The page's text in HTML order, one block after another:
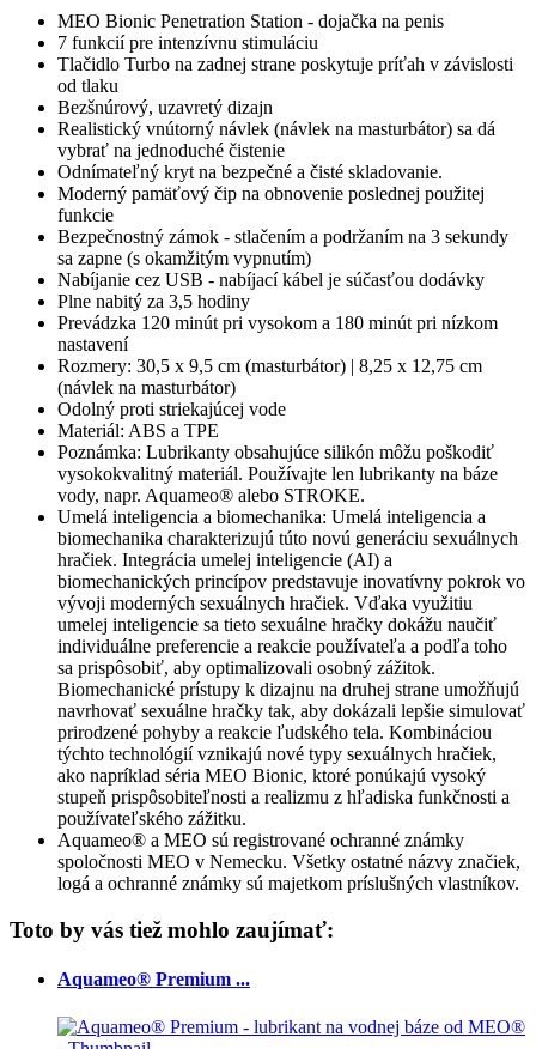
MEO Bionic Penetration Station - dojačka na penis
7 funkcií pre intenzívnu stimuláciu
Tlačidlo Turbo na zadnej strane poskytuje príťah v závislosti
od tlaku
Bezšnúrový, uzavretý dizajn
Realistický vnútorný návlek (návlek na masturbátor) sa dá
vybrať na jednoduché čistenie
Odnímateľný kryt na bezpečné a čisté skladovanie.
Moderný pamäťový čip na obnovenie poslednej použitej
funkcie
Bezpečnostný zámok - stlačením a podržaním na 3 sekundy
sa zapne (s okamžitým vypnutím)
Nabíjanie cez USB - nabíjací kábel je súčasťou dodávky
Plne nabitý za 3,5 hodiny
Prevádzka 120 minút pri vysokom a 180 minút pri nízkom
nastavení
Rozmery: 30,5 x 9,5 cm (masturbátor) | 8,25 x 12,75 cm
(návlek na masturbátor)
Odolný proti striekajúcej vode
Materiál: ABS a TPE
Poznámka: Lubrikanty obsahujúce silikón môžu poškodiť
vysokokvalitný materiál. Používajte len lubrikanty na báze
vody, napr. Aquameo® alebo STROKE.
Umelá inteligencia a biomechanika: Umelá inteligencia a
biomechanika charakterizujú túto novú generáciu sexuálnych
hračiek. Integrácia umelej inteligencie (AI) a
biomechanických princípov predstavuje inovatívny pokrok vo
vývoji moderných sexuálnych hračiek. Vďaka využitiu
umelej inteligencie sa tieto sexuálne hračky dokážu naučiť
individuálne preferencie a reakcie používateľa a podľa toho
sa prispôsobiť, aby optimalizovali osobný zážitok.
Biomechanické prístupy k dizajnu na druhej strane umožňujú
navrhovať sexuálne hračky tak, aby dokázali lepšie simulovať
prirodzené pohyby a reakcie ľudského tela. Kombináciou
týchto technológií vznikajú nové typy sexuálnych hračiek,
ako napríklad séria MEO Bionic, ktoré ponúkajú vysoký
stupeň prispôsobiteľnosti a realizmu z hľadiska funkčnosti a
používateľského zážitku.
Aquameo® a MEO sú registrované ochranné známky
spoločnosti MEO v Nemecku. Všetky ostatné názvy značiek,
logá a ochranné známky sú majetkom príslušných vlastníkov.
Toto by vás tiež mohlo zaujímať:
Aquameo® Premium ...